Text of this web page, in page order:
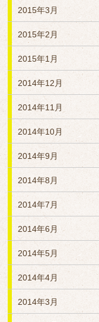
2015年3月
2015年2月
2015年1月
2014年12月
2014年11月
2014年10月
2014年9月
2014年8月
2014年7月
2014年6月
2014年5月
2014年4月
2014年3月